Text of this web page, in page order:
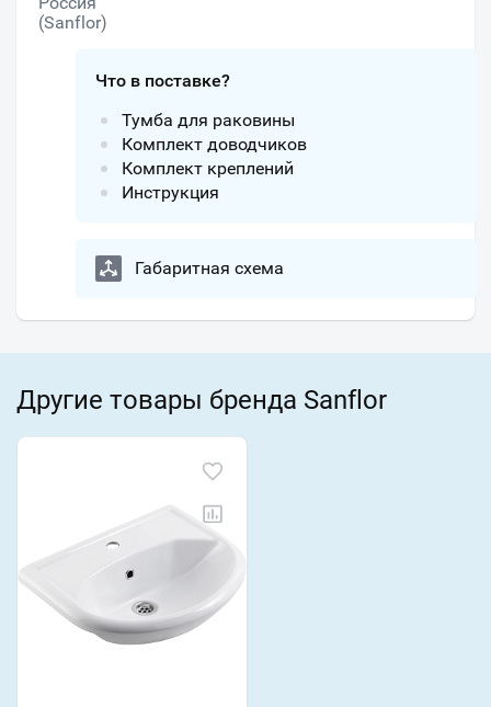
(Sanflor)
Что в поставке?
Тумба для раковины
Комплект доводчиков
Комплект креплений
Инструкция
Габаритная схема
Другие товары бренда Sanflor